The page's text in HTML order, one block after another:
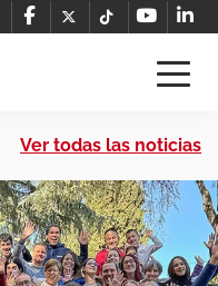
Ver todas las noticias